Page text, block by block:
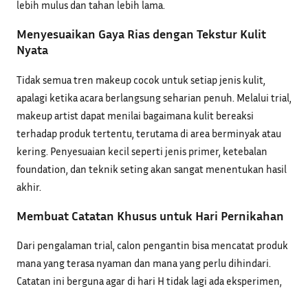
lebih mulus dan tahan lebih lama.
Menyesuaikan Gaya Rias dengan Tekstur Kulit
Nyata
Tidak semua tren makeup cocok untuk setiap jenis kulit,
apalagi ketika acara berlangsung seharian penuh. Melalui trial,
makeup artist dapat menilai bagaimana kulit bereaksi
terhadap produk tertentu, terutama di area berminyak atau
kering. Penyesuaian kecil seperti jenis primer, ketebalan
foundation, dan teknik seting akan sangat menentukan hasil
akhir.
Membuat Catatan Khusus untuk Hari Pernikahan
Dari pengalaman trial, calon pengantin bisa mencatat produk
mana yang terasa nyaman dan mana yang perlu dihindari.
Catatan ini berguna agar di hari H tidak lagi ada eksperimen,